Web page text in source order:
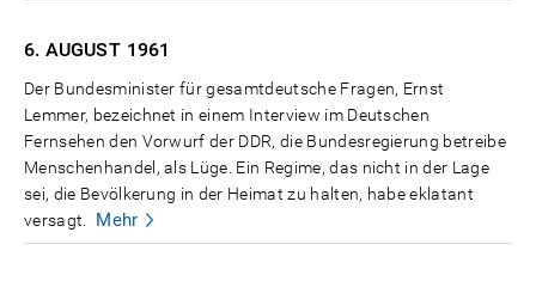
6. AUGUST 1961
Der Bundesminister für gesamtdeutsche Fragen, Ernst
Lemmer, bezeichnet in einem Interview im Deutschen
Fernsehen den Vorwurf der DDR, die Bundesregierung betreibe
Menschenhandel, als Lüge. Ein Regime, das nicht in der Lage
sei, die Bevölkerung in der Heimat zu halten, habe eklatant
versagt.
Mehr